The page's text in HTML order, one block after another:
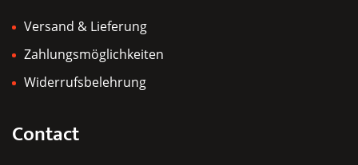
Versand & Lieferung
Zahlungsmöglichkeiten
Widerrufsbelehrung
Contact